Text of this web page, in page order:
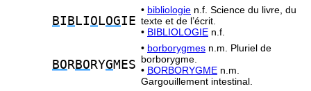
BI B LIO LOGIE
• bibliologie n.f. Science du livre, du
texte et de l’écrit.
• BIBLIOLOGIE n.f.
BO RBO RYGMES
• borborygmes n.m. Pluriel de
borborygme.
• BORBORYGME n.m.
Gargouillement intestinal.